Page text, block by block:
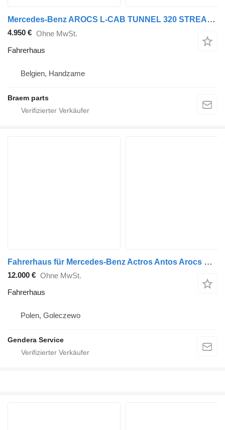
Mercedes-Benz AROCS L-CAB TUNNEL 320 STREAMSPACE 2.3 96082015921314 Fahrerhaus für LKW
4.950 € Ohne MwSt.
Fahrerhaus
Belgien, Handzame
Braem parts
Fahrerhaus für Mercedes-Benz Actros Antos Arocs MP4 LKW
12.000 € Ohne MwSt.
Fahrerhaus
Polen, Goleczewo
Gendera Service